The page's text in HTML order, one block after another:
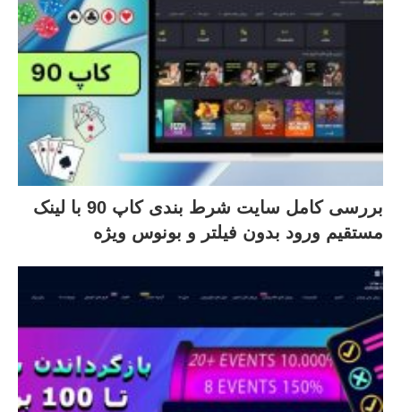
بررسی کامل سایت شرط بندی کاپ 90 با لینک
مستقیم ورود بدون فیلتر و بونوس ویژه